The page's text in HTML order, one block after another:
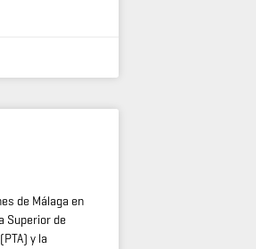
de Málaga en
Superior de
y la